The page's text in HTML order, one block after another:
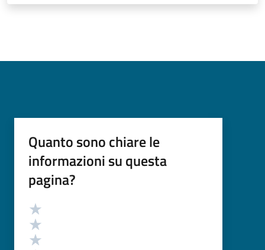
Quanto sono chiare le
informazioni su questa
pagina?
Valutazione